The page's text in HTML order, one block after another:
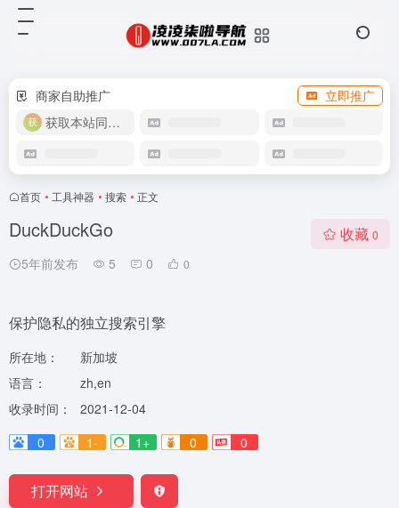
商家自助推广
立即推广
获取本站同款主题
首页 • 工具神器 • 搜索 • 正文
DuckDuckGo
5年前发布 5 0 0
收藏 0
保护隐私的独立搜索引擎
所在地：
新加坡
语言：
zh,en
收录时间：
2021-12-04
0
1- 1+ 0 0
打开网站